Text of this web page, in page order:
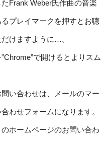
Frank Weber氏作曲の音楽
プレイマークを押すとお聴
けますように…。
で開けるとよりスム
い合わせは、メールのマー
わせフォームになります。
ホームページのお問い合わ